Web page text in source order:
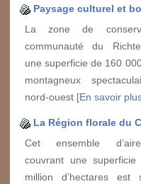
Paysage culturel et
La zone de
communauté du
une superficie de 160
montagneux
nord-ouest [En savoir
La Région florale du
Cet ensemble
couvrant une
million d’hectares